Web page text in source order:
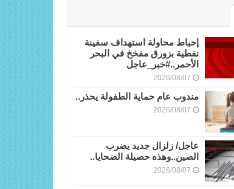
إحباط محاولة استهداف سفينة
نفطية بزورق مفخخ في البحر
الأحمر..#خبر_عاجل
2026/08/07
مندوب عام حماية الطفولة يحذر..
2026/08/07
عاجل/ زلزال جديد يضرب
الصين..وهذه حصيلة الضحايا..
2026/08/07